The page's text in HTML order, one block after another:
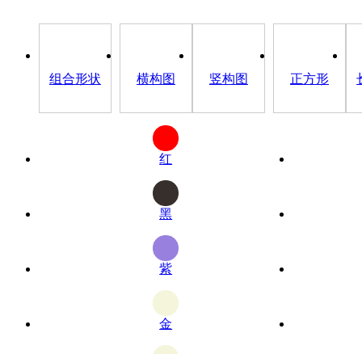
组合形状 横构图 竖构图 正方形
红
黑
紫
金